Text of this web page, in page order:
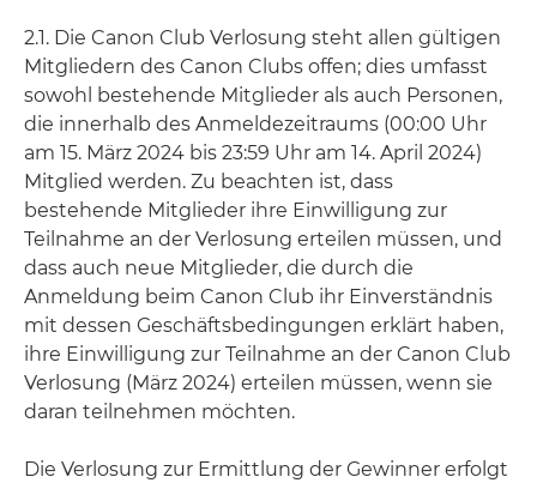
2.1. Die Canon Club Verlosung steht allen gültigen
Mitgliedern des Canon Clubs offen; dies umfasst
sowohl bestehende Mitglieder als auch Personen,
die innerhalb des Anmeldezeitraums (00:00 Uhr
am 15. März 2024 bis 23:59 Uhr am 14. April 2024)
Mitglied werden. Zu beachten ist, dass
bestehende Mitglieder ihre Einwilligung zur
Teilnahme an der Verlosung erteilen müssen, und
dass auch neue Mitglieder, die durch die
Anmeldung beim Canon Club ihr Einverständnis
mit dessen Geschäftsbedingungen erklärt haben,
ihre Einwilligung zur Teilnahme an der Canon Club
Verlosung (März 2024) erteilen müssen, wenn sie
daran teilnehmen möchten.
Die Verlosung zur Ermittlung der Gewinner erfolgt